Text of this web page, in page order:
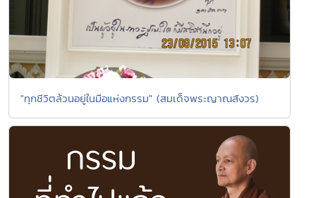
"ทุกชีวิตล้วนอยู่ในมือแห่งกรรม" (สมเด็จพระญาณสังวร)